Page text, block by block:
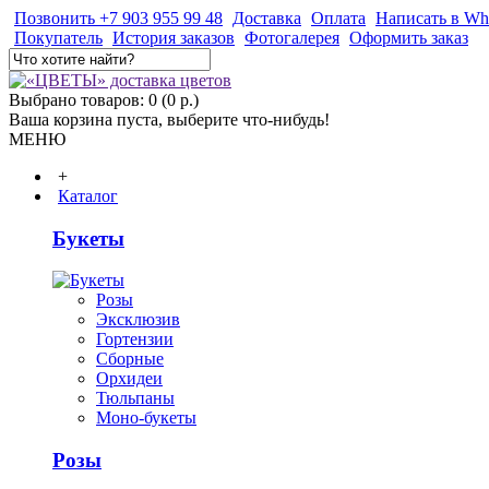
Позвонить +7 903 955 99 48 Доставка Оплата Написать в
Покупатель История заказов Фотогалерея Оформить заказ
Выбрано товаров: 0 (0 р.)
Ваша корзина пуста, выберите что-нибудь!
МЕНЮ
+
Каталог
Букеты
Розы
Эксклюзив
Гортензии
Сборные
Орхидеи
Тюльпаны
Моно-букеты
Розы